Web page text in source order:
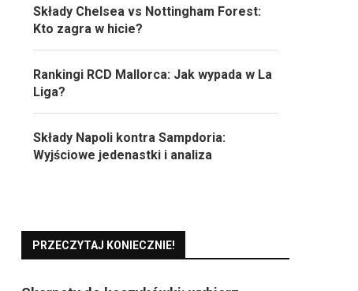
Składy Chelsea vs Nottingham Forest:
Kto zagra w hicie?
Rankingi RCD Mallorca: Jak wypada w La
Liga?
Składy Napoli kontra Sampdoria:
Wyjściowe jedenastki i analiza
PRZECZYTAJ KONIECZNIE!